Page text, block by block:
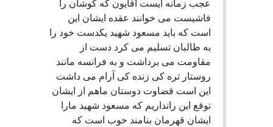
عجب زمانه ايست آقايون كه كوشان را
فاشيست مى خوانند عقده ايشان اين
است كه بايد مسعود شهيد يكدست خود را
به طالبان تسليم مى كرد دست از
مقاومت مى برداشت و به فرانسه مانند
روستار تره كى زنده كى آرام مى داشت
اين است قضاوت دوستان ماهم از ايشان
توقع اين رانداريم كه مسعود شهيد مارا
ايشان قهرمان بنامند خوب است كه